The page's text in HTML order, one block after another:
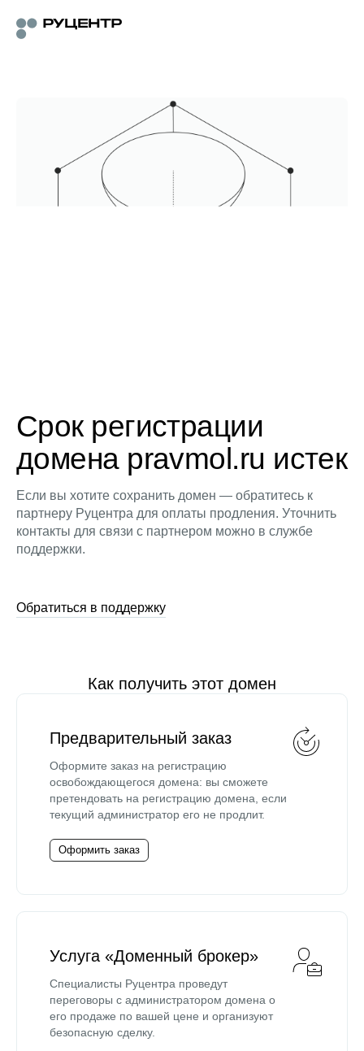
Срок регистрации
домена pravmol.ru истек
Если вы хотите сохранить домен — обратитесь к
партнеру Руцентра для оплаты продления. Уточнить
контакты для связи с партнером можно в службе
поддержки.
Обратиться в поддержку
Как получить этот домен
Предварительный заказ
Оформите заказ на регистрацию
освобождающегося домена: вы сможете
претендовать на регистрацию домена, если
текущий администратор его не продлит.
Оформить заказ
Услуга «Доменный брокер»
Специалисты Руцентра проведут
переговоры с администратором домена о
его продаже по вашей цене и организуют
безопасную сделку.